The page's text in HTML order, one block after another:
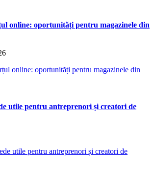
online: oportunități pentru magazinele din
utile pentru antreprenori și creatori de